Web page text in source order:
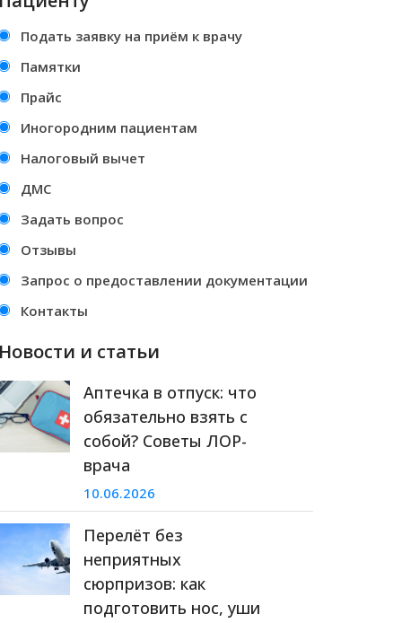
Подать заявку на приём к врачу
Памятки
Прайс
Иногородним пациентам
Налоговый вычет
ДМС
Задать вопрос
Отзывы
Запрос о предоставлении документации
Контакты
Новости и статьи
Аптечка в отпуск: что
обязательно взять с
собой? Советы ЛОР-
врача
10.06.2026
Перелёт без
неприятных
сюрпризов: как
подготовить нос, уши